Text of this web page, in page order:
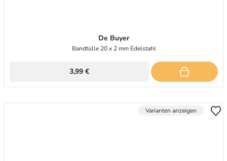
De Buyer
Bandtülle 20 x 2 mm Edelstahl
3,99 €
Varianten anzeigen